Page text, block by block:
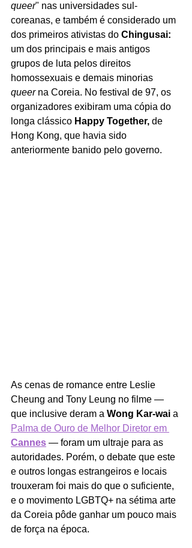
queer" nas universidades sul-
coreanas, e também é considerado um
dos primeiros ativistas do Chingusai:
um dos principais e mais antigos
grupos de luta pelos direitos
homossexuais e demais minorias
queer na Coreia. No festival de 97, os
organizadores exibiram uma cópia do
longa clássico Happy Together, de
Hong Kong, que havia sido
anteriormente banido pelo governo.
As cenas de romance entre Leslie
Cheung and Tony Leung no filme —
que inclusive deram a Wong Kar-wai a
Palma de Ouro de Melhor Diretor em
Cannes — foram um ultraje para as
autoridades. Porém, o debate que este
e outros longas estrangeiros e locais
trouxeram foi mais do que o suficiente,
e o movimento LGBTQ+ na sétima arte
da Coreia pôde ganhar um pouco mais
de força na época.